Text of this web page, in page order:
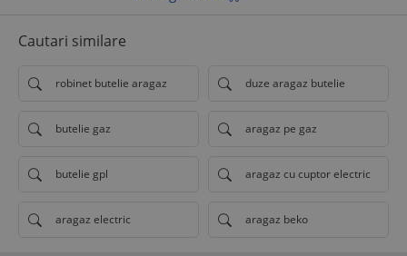
Cautari similare
robinet butelie aragaz duze aragaz butelie
butelie gaz aragaz pe gaz
butelie gpl aragaz cu cuptor electric
aragaz electric aragaz beko